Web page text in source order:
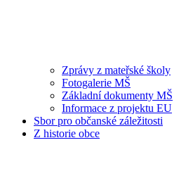
Zprávy z mateřské školy
Fotogalerie MŠ
Základní dokumenty MŠ
Informace z projektu EU
Sbor pro občanské záležitosti
Z historie obce